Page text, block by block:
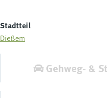
Stadtteil
Dießem
Gehweg- &